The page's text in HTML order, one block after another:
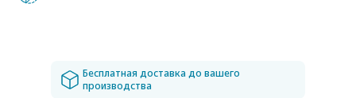
Бесплатная доставка до вашего
производства